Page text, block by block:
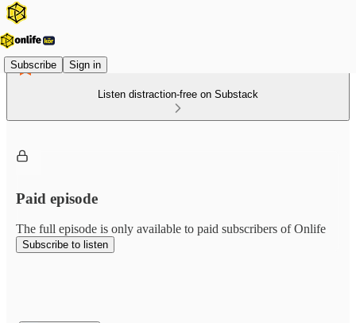
Subscribe Sign in
Listen distraction-free on Substack
Paid episode
The full episode is only available to paid subscribers of Onlife
Subscribe to listen